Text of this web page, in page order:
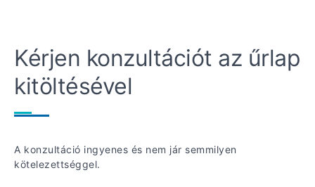
Kérjen konzultációt az űrlap
kitöltésével
A konzultáció ingyenes és nem jár semmilyen
kötelezettséggel.